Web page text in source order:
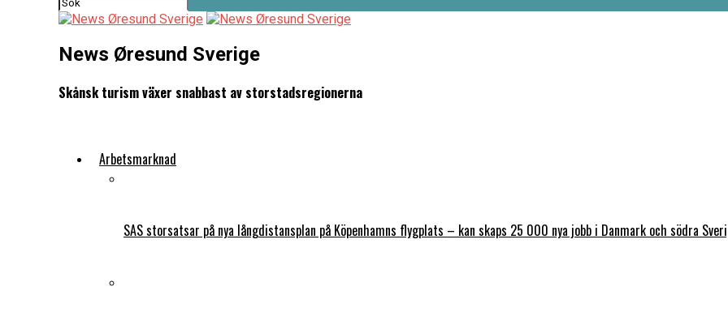
News Øresund Sverige
Skånsk turism växer snabbast av storstadsregionerna
Arbetsmarknad
SAS storsatsar på nya långdistansplan på Köpenhamns flygplats – kan skaps 25 000 nya jobb i Danmark och södra